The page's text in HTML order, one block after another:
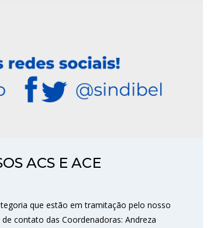
ACS E ACE
que estão em tramitação pelo nosso
contato das Coordenadoras: Andreza